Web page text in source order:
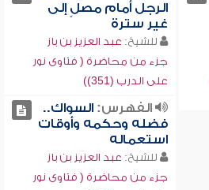
الرجل أمام مصلٍ إلى
غير سترة
للشيخ: عبد العزيز بن باز
جزء من محاضرة ( فتاوى نور
على الدرب (351))
الفهرس:السواك..
فضله وحكمه وأوقات
استعماله
للشيخ: عبد العزيز بن باز
جزء من محاضرة ( فتاوى نور